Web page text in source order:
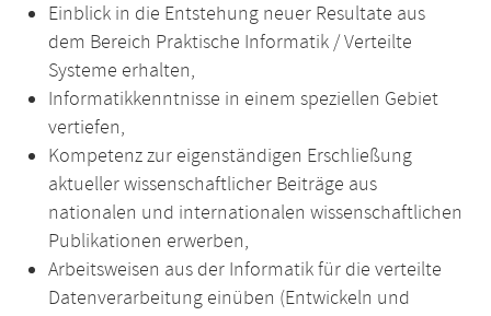
Einblick in die Entstehung neuer Resultate aus
dem Bereich Praktische Informatik / Verteilte
Systeme erhalten,
Informatikkenntnisse in einem speziellen Gebiet
vertiefen,
Kompetenz zur eigenständigen Erschließung
aktueller wissenschaftlicher Beiträge aus
nationalen und internationalen wissenschaftlichen
Publikationen erwerben,
Arbeitsweisen aus der Informatik für die verteilte
Datenverarbeitung einüben (Entwickeln und